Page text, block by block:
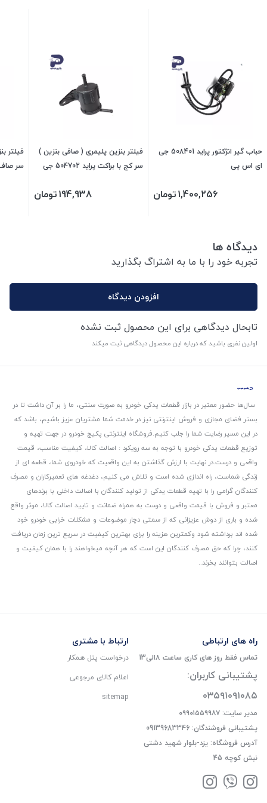
حباب گیر انژکتور پراید 508401 جی
ای اس پی
1,400,256تومان
فیلتر بنزین پلیمری ( صافی بنزین )
سر کج با براکت پراید 504702 جی
194,938تومان
فیلتر
دیدگاه ها
تجربه خود را با ما به اشتراگ بگذارید
افزودن دیدگاه
تابحال دیدگاهی برای این محصول ثبت نشده
اولین نفری باشید که درباره این محصول دیدگاهی ثبت میکند
سال‌ها حضور معتبر در بازار قطعات یدکی خودرو به صورت سنتی، ما را بر آن داشت تا در
بستر فضای مجازی و فروش اینترنتی نیز در خدمت شما مشتریان عزیز باشیم، باشد که
در این مسیر رضایت شما را جلب کنیم.فروشگاه اینترنتی پکیج خودرو در جهت تهیه و
توزیع قطعات یدکی خودرو با توجه به سه رویکرد : اصالت کالا، کیفیت مناسب، قیمت
واقعی و درست.در نهایت با ارزش گذاشتن به این واقعیت که خودروی شما، قطعه ای از
زندگی شماست، راه اندازی شده است و تلاش می کنیم، دغدغه های تعمیرکاران و مصرف
کنندگان گرامی را با تهیه قطعات یدکی از تولید کنندگان با اصالت داخلی با برندهای
معتبر و فروش با قیمت واقعی و درست به همراه ضمانت و تایید اصالت کالا، موثر واقع
شده و باری از دوش عزیزانی که از سمتی دچار موضوعات و مشکلات خرابی خودرو خود
شده اند برداشته شود و‌کمترین هزینه را برای بهترین کیفیت در سریع ترین زمان دریافت
کنند، چرا که حق مصرف کنندگان این است که هر آنچه میخواهند را با همان کیفیت و
اصالت بتوانند بخرند..
راه های ارتباطی
تماس فقط روز های کاری ساعت 8الی13
پشتیبانی کاربران:
۰۳۵۹۱۰۹۱۰۸۵
مدیر سایت: ۰۹۹۰۱۵۵۹۹۸۷
پشتیبانی فروشندگان: 09139683346
آدرس فروشگاه: یزد-بلوار شهید دشتی
نبش کوچه 45
ارتباط با مشتری
درخواست پنل همکار
اعلام کالای مرجوعی
sitemap